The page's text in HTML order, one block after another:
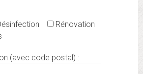
Rénovation
(avec code postal) :